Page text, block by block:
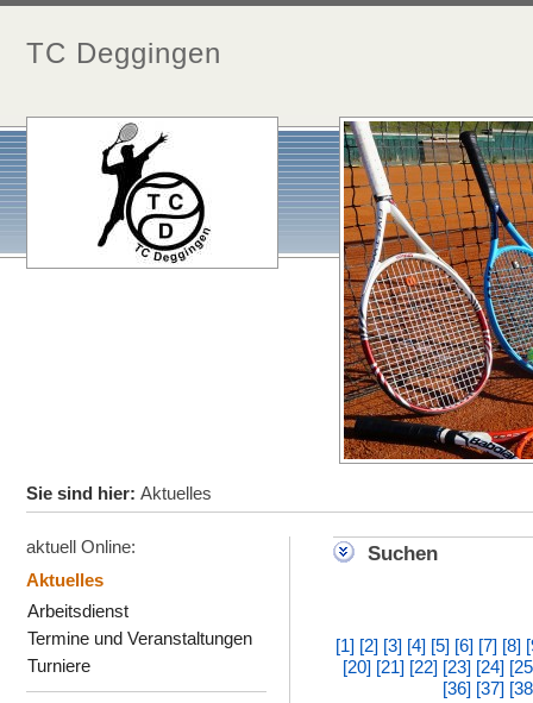
TC Deggingen
Sie sind hier: Aktuelles
aktuell Online:
Aktuelles
Arbeitsdienst
Termine und Veranstaltungen
Turniere
Suchen
[1] [2] [3] [4] [5] [6] [7] [8]
[20] [21] [22] [23] [24]
[36] [37]